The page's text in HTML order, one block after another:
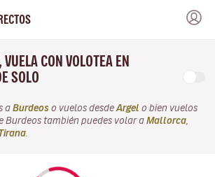
VUELA CON VOLOTEA EN
SOLO
a Burdeos o vuelos desde Argel o bien vuelos
Burdeos también puedes volar a Mallorca